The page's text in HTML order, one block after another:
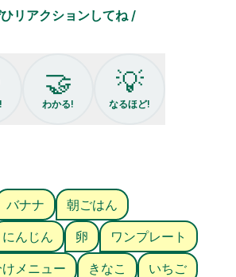
リアクションしてね /
🤝
わかる!
💡
なるほど!
バナナ
朝ごはん
にんじん 卵
ワンプレート
メニュー きなこ
いちご